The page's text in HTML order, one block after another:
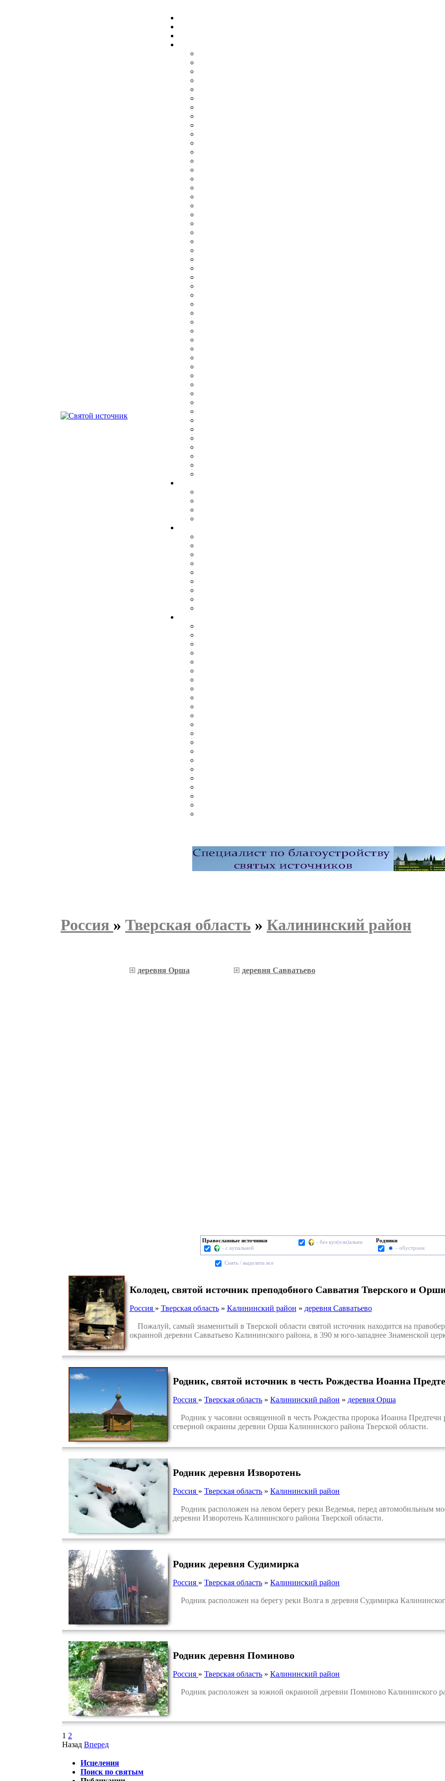
Россия » Тверская область » Калининский район
деревня Орша деревня Савватьево
Православные источники
- с купальней
- без куп(ели)альни
Родники
- обустроен
Cнять / выделить все
Колодец, святой источник преподобного Савватия Тверского и
Россия » Тверская область» Калининский район » деревня Савватьево
Пожалуй, самый знаменитый в Тверской области святой источник находится на
окраиной деревни Савватьево Калининского района, в 390 м юго-западнее Знаменской
Родник, святой источник в честь Рождества Иоанна
Россия » Тверская область » Калининский район » деревня Орша
Родник у часовни освященной в честь Рождества пророка Иоанна
северной окраины деревни Орша Калининского района Тверской области.
Родник деревня Изворотень
Россия » Тверская область » Калининский район
Родник расположен на левом берегу реки Ведемья, перед автомобильным
деревни Изворотень Калининского района Тверской области.
Родник деревня Судимирка
Россия » Тверская область » Калининский район
Родник расположен на берегу реки Волга в деревня Судимирка
Родник деревня Поминово
Россия » Тверская область » Калининский район
Родник расположен за южной окраиной деревни Поминово Калининского
1 2
Назад Вперед
Исцеления
Поиск по святым